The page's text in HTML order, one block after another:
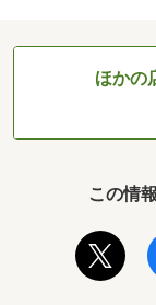
ほかの
この情